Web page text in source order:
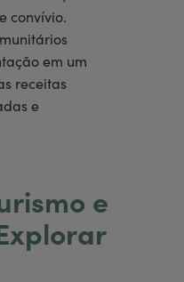
convívio.
em um
receitas
e
e